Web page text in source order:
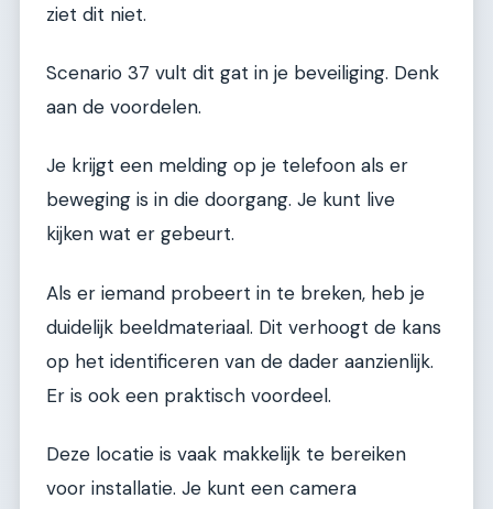
ziet dit niet.
Scenario 37 vult dit gat in je beveiliging. Denk
aan de voordelen.
Je krijgt een melding op je telefoon als er
beweging is in die doorgang. Je kunt live
kijken wat er gebeurt.
Als er iemand probeert in te breken, heb je
duidelijk beeldmateriaal. Dit verhoogt de kans
op het identificeren van de dader aanzienlijk.
Er is ook een praktisch voordeel.
Deze locatie is vaak makkelijk te bereiken
voor installatie. Je kunt een camera